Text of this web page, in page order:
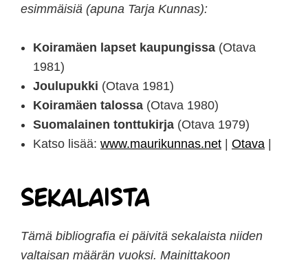
esimmäisiä (apuna Tarja Kunnas):
Koiramäen lapset kaupungissa (Otava
1981)
Joulupukki (Otava 1981)
Koiramäen talossa (Otava 1980)
Suomalainen tonttukirja (Otava 1979)
Katso lisää: www.maurikunnas.net | Otava |
Sekalaista
Tämä bibliografia ei päivitä sekalaista niiden
valtaisan määrän vuoksi. Mainittakoon